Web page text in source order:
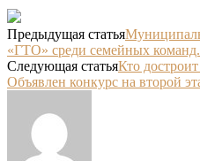
Предыдущая статья
«ГТО» среди семейных команд.
Следующая статьяКто
Объявлен конкурс на второй